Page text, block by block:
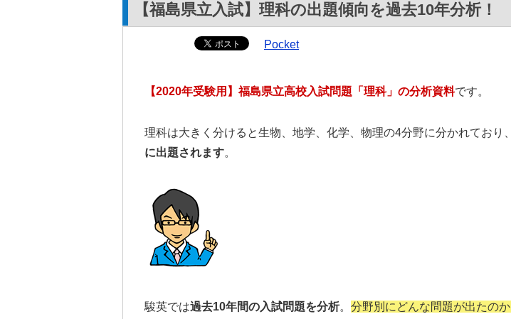
【福島県立入試】理科の出題傾向を過去10年分析！
Pocket
【2020年受験用】福島県立高校入試問題「理科」の分析資料です。
理科は大きく分けると生物、地学、化学、物理の4分野に分かれており、
に出題されます。
駿英では過去10年間の入試問題を分析。 分野別にどんな問題が出たの